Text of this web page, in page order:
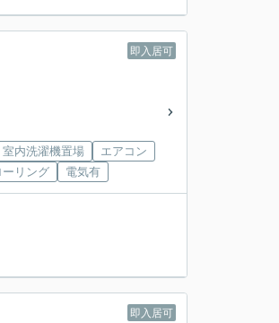
即入居可
室内洗濯機置場
エアコン
ーリング 電気有
即入居可